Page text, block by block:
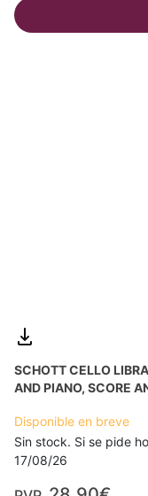
SCHOTT CELLO
AND PIANO, SCORE
Disponible en breve
Sin stock. Si se pide
17/08/26